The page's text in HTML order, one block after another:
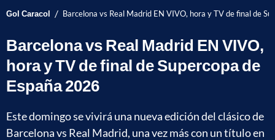
Gol Caracol / Barcelona vs Real Madrid EN VIVO, hora y TV de final de
Barcelona vs Real Madrid EN VIVO,
hora y TV de final de Supercopa de
España 2026
Este domingo se vivirá una nueva edición del clásico de
Barcelona vs Real Madrid, una vez más con un título en